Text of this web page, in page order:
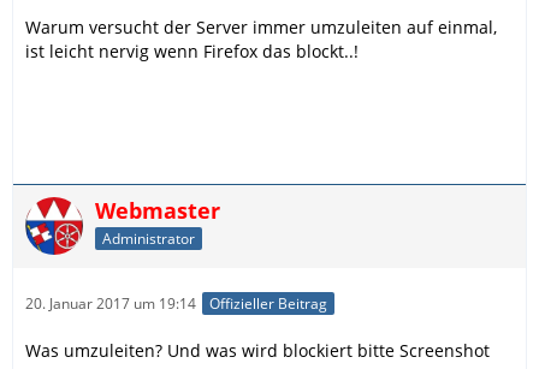
Warum versucht der Server immer umzuleiten auf einmal,
ist leicht nervig wenn Firefox das blockt..!
Webmaster
Administrator
20. Januar 2017 um 19:14 Offizieller Beitrag
Was umzuleiten? Und was wird blockiert bitte Screenshot